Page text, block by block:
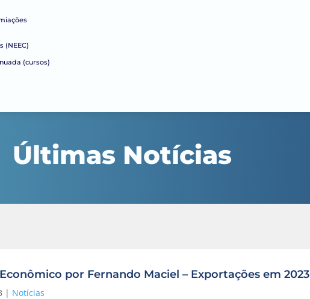
(NEEC)
(cursos)
Últimas Notícias
por Fernando Maciel – Exportações em 2023
| Notícias